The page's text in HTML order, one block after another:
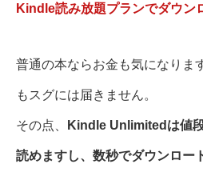
Kindle読み放題プランでダウン
普通の本ならお金も気になりま
もスグには届きません。
その点、 Kindle Unlimitedは値
読めますし、数秒でダウンロー